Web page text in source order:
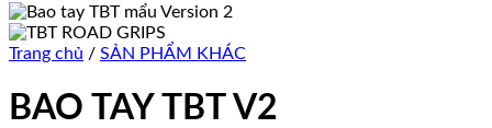
Trang chủ / SẢN PHẨM KHÁC
BAO TAY TBT V2